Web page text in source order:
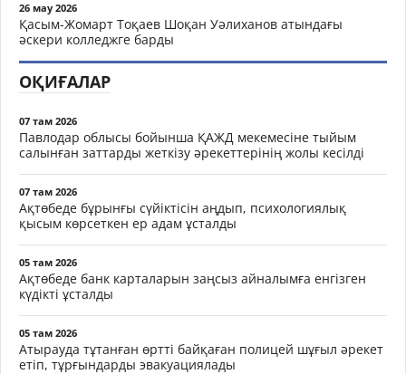
26 мау 2026
Қасым-Жомарт Тоқаев Шоқан Уәлиханов атындағы
әскери колледжге барды
ОҚИҒАЛАР
07 там 2026
Павлодар облысы бойынша ҚАЖД мекемесіне тыйым
салынған заттарды жеткізу әрекеттерінің жолы кесілді
07 там 2026
Ақтөбеде бұрынғы сүйіктісін аңдып, психологиялық
қысым көрсеткен ер адам ұсталды
05 там 2026
Ақтөбеде банк карталарын заңсыз айналымға енгізген
күдікті ұсталды
05 там 2026
Атырауда тұтанған өртті байқаған полицей шұғыл әрекет
етіп, тұрғындарды эвакуациялады